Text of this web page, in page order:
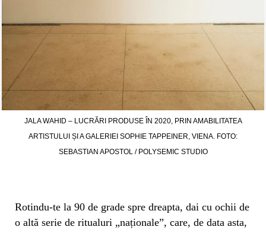
JALA WAHID – LUCRĂRI PRODUSE ÎN 2020, PRIN AMABILITATEA
ARTISTULUI ȘI A GALERIEI SOPHIE TAPPEINER, VIENA. FOTO:
SEBASTIAN APOSTOL / POLYSEMIC STUDIO
Rotindu-te la 90 de grade spre dreapta, dai cu ochii de
o altă serie de ritualuri „naționale”, care, de data asta,